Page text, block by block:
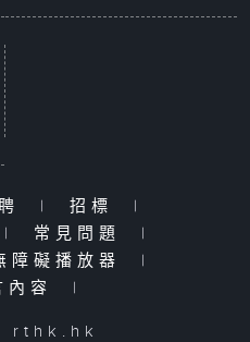
| 招標
|
| 常見問題
|
障礙播放器
|
內容
|
rthk.hk